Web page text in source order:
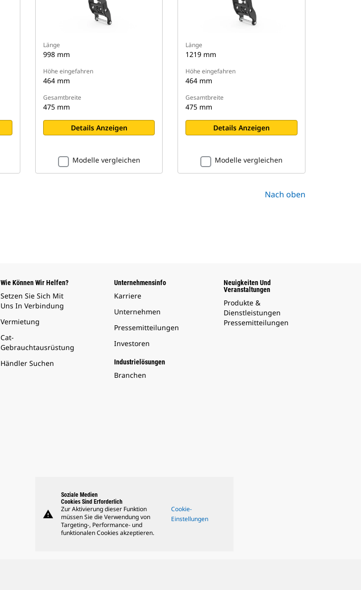
Länge
998 mm
Höhe eingefahren
464 mm
Gesamtbreite
475 mm
Details Anzeigen
Modelle vergleichen
Länge
1219 mm
Höhe eingefahren
464 mm
Gesamtbreite
475 mm
Details Anzeigen
Modelle vergleichen
Nach oben
Wie Können Wir Helfen?
Setzen Sie Sich Mit
Uns In Verbindung
Vermietung
Cat-
Gebrauchtausrüstung
Händler Suchen
Unternehmensinfo
Karriere
Unternehmen
Pressemitteilungen
Investoren
Industrielösungen
Branchen
Neuigkeiten Und
Veranstaltungen
Produkte &
Dienstleistungen
Pressemitteilungen
warning
Soziale Medien
Cookies Sind Erforderlich
Zur Aktivierung dieser Funktion
müssen Sie die Verwendung von
Targeting-, Performance- und
funktionalen Cookies akzeptieren.
Cookie-
Einstellungen